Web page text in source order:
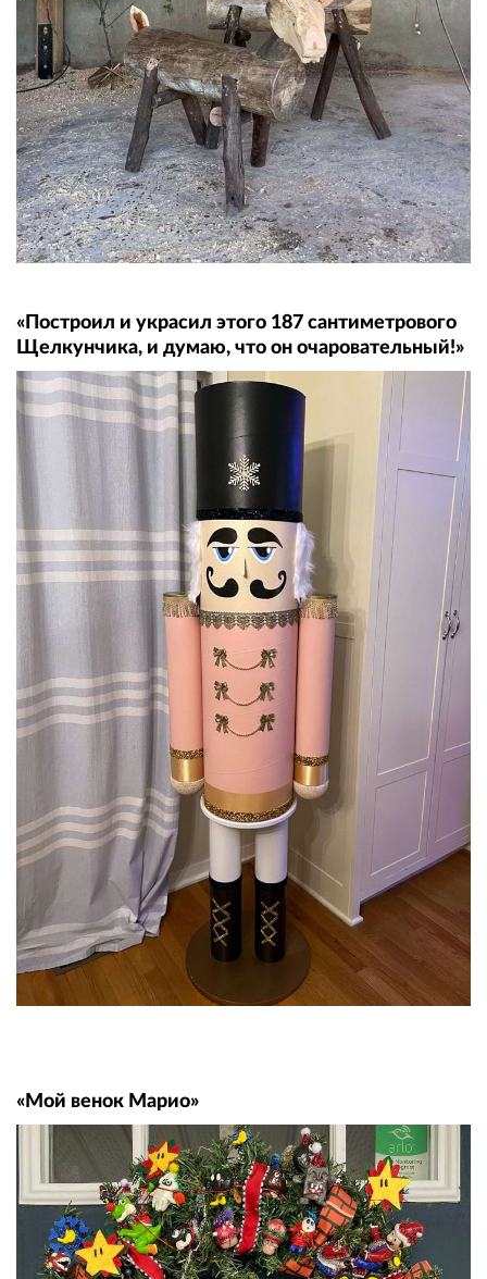
«Построил и украсил этого 187 сантиметрового
Щелкунчика, и думаю, что он очаровательный!»
«Мой венок Марио»